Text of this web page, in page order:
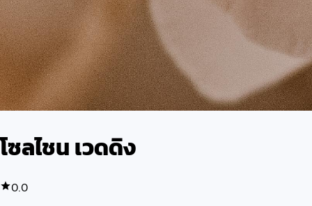
โซลไชน เวดดิง
0.0